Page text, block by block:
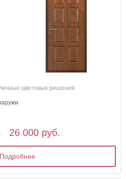
цветовые решения
26 000 руб.
Подробнее